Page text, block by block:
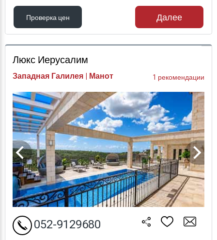
Проверка цен
Проверка цен
Далее
Люкс Иерусалим
Западная Галилея | Манот 1 рекомендации
052-9129680